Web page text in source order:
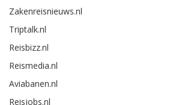
Zakenreisnieuws.nl
Triptalk.nl
Reisbizz.nl
Reismedia.nl
Aviabanen.nl
Reisjobs.nl